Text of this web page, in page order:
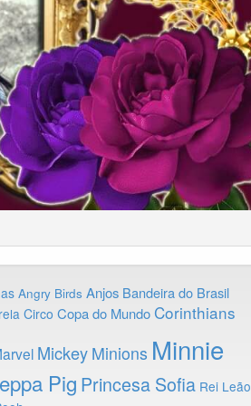
Angry Birds Anjos Bandeira do Brasil
Circo Copa do Mundo Corinthians
Mickey Minions Minnie
Pig Princesa Sofia Rei Leão